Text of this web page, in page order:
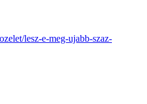
lesz-e-meg-ujabb-szaz-